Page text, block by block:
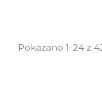
Pokazano 1-24 z